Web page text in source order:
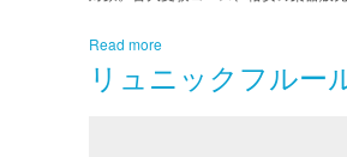
Read more
リュニックフルー